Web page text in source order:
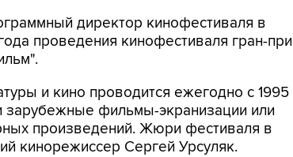
директор кинофестиваля в
проведения кинофестиваля гран-при
и кино проводится ежегодно с 1995
зарубежные фильмы-экранизации или
произведений. Жюри фестиваля в
кинорежиссер Сергей Урсуляк.